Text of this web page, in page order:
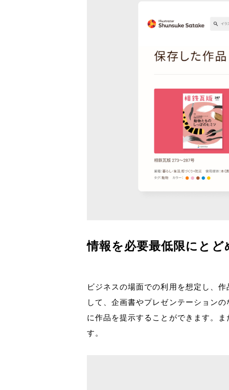
情報を必要最低限にとど
ビジネスの場面での利用を想定し、
して、企画書やプレゼンテーション
に作品を提示することができます。
す。